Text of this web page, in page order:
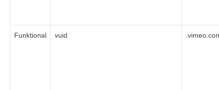
Funktional vuid